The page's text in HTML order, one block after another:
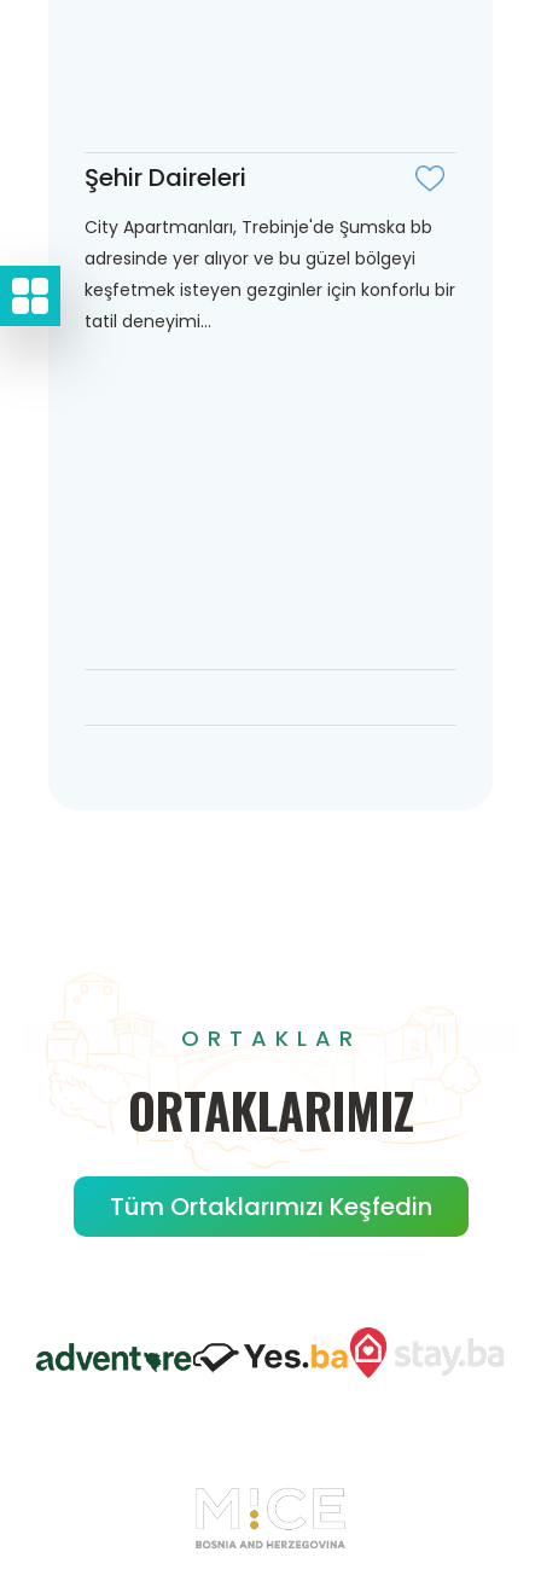
Şehir Daireleri
City Apartmanları, Trebinje'de Şumska bb
adresinde yer alıyor ve bu güzel bölgeyi
keşfetmek isteyen gezginler için konforlu bir
tatil deneyimi...
ORTAKLAR
ORTAKLARIMIZ
Tüm Ortaklarımızı Keşfedin